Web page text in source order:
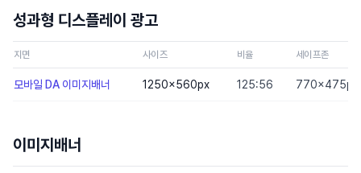
성과형 디스플레이 광고
지면 사이즈 비율 세이프존
모바일 DA 이미지배너 1250×560px 125:56 770×475px
이미지배너